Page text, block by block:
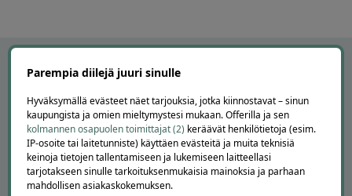
Parempia diilejä juuri sinulle
Hyväksymällä evästeet näet tarjouksia, jotka kiinnostavat – sinun
kaupungista ja omien mieltymystesi mukaan. Offerilla ja sen
kolmannen osapuolen toimittajat (2) keräävät henkilötietoja (esim.
IP-osoite tai laitetunniste) käyttäen evästeitä ja muita teknisiä
keinoja tietojen tallentamiseen ja lukemiseen laitteellasi
tarjotakseen sinulle tarkoituksenmukaisia mainoksia ja parhaan
mahdollisen asiakaskokemuksen.